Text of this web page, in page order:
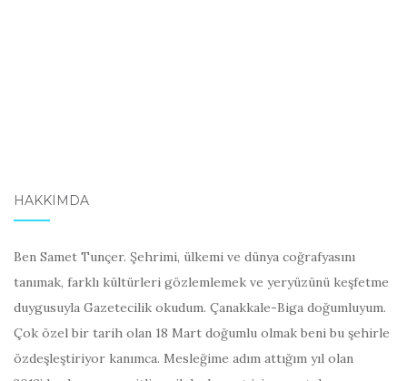
HAKKIMDA
Ben Samet Tunçer. Şehrimi, ülkemi ve dünya coğrafyasını
tanımak, farklı kültürleri gözlemlemek ve yeryüzünü keşfetme
duygusuyla Gazetecilik okudum. Çanakkale-Biga doğumluyum.
Çok özel bir tarih olan 18 Mart doğumlu olmak beni bu şehirle
özdeşleştiriyor kanımca. Mesleğime adım attığım yıl olan